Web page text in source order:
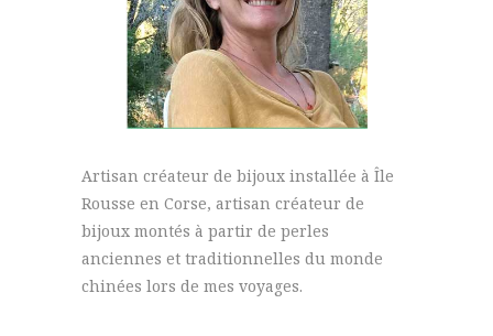
Artisan créateur de bijoux installée à Île
Rousse en Corse, artisan créateur de
bijoux montés à partir de perles
anciennes et traditionnelles du monde
chinées lors de mes voyages.